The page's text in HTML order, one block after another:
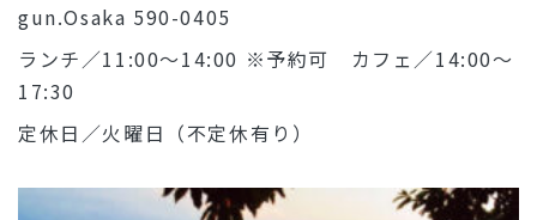
gun.Osaka 590-0405
ランチ／11:00～14:00 ※予約可 カフェ／14:00～
17:30
定休日／火曜日（不定休有り）